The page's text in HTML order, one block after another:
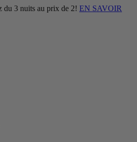
du 3 nuits au prix de 2! EN SAVOIR